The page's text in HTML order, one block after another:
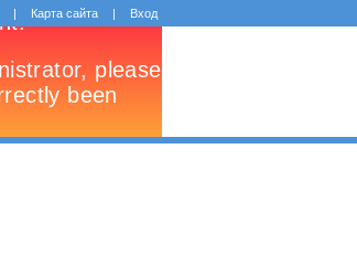
| Карта сайта | Вход